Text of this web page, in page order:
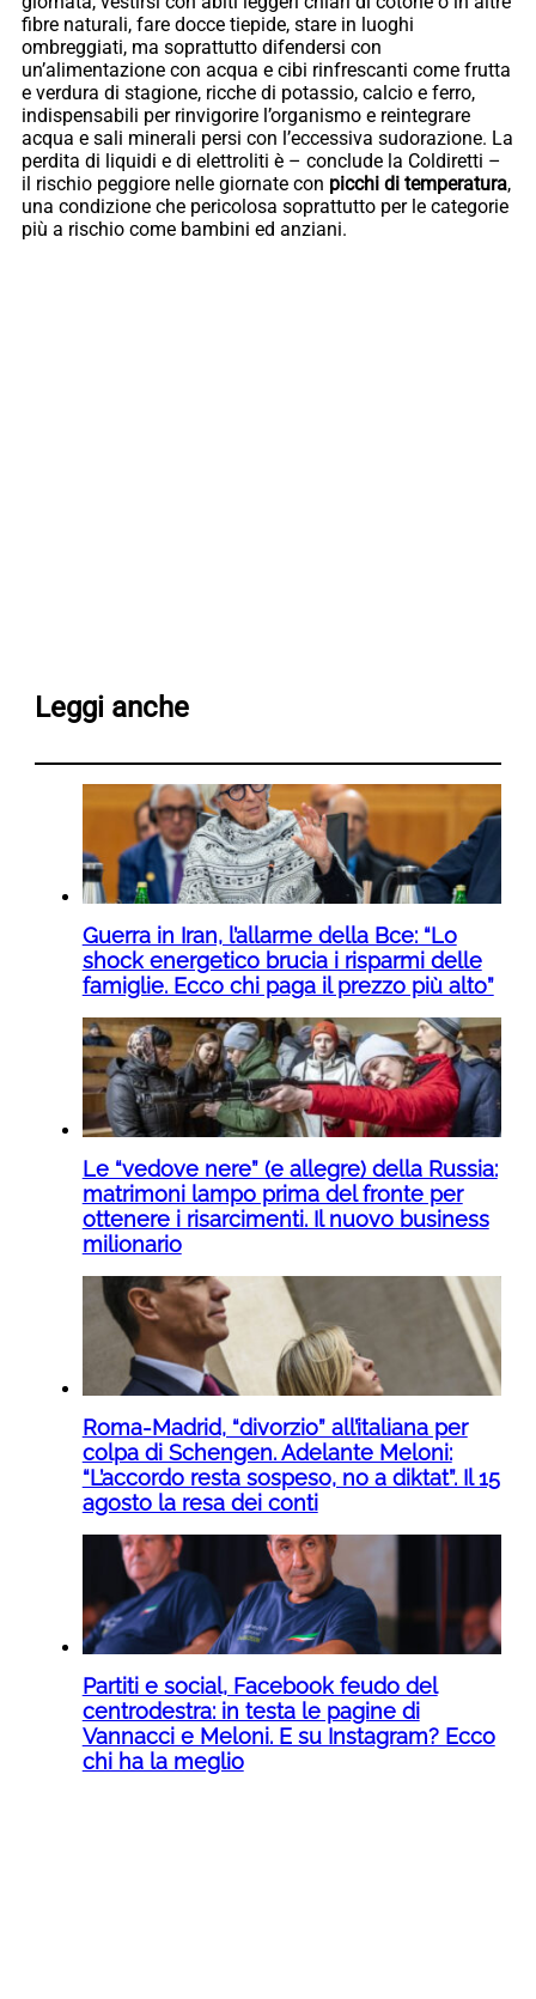
fibre naturali, fare docce tiepide, stare in luoghi
ombreggiati, ma soprattutto difendersi con
un’alimentazione con acqua e cibi rinfrescanti come frutta
e verdura di stagione, ricche di potassio, calcio e ferro,
indispensabili per rinvigorire l’organismo e reintegrare
acqua e sali minerali persi con l’eccessiva sudorazione. La
perdita di liquidi e di elettroliti è – conclude la Coldiretti –
il rischio peggiore nelle giornate con picchi di temperatura,
una condizione che pericolosa soprattutto per le categorie
più a rischio come bambini ed anziani.
Leggi anche
Guerra in Iran, l’allarme della Bce: “Lo
shock energetico brucia i risparmi delle
famiglie. Ecco chi paga il prezzo più alto”
Le “vedove nere” (e allegre) della Russia:
matrimoni lampo prima del fronte per
ottenere i risarcimenti. Il nuovo business
milionario
Roma-Madrid, “divorzio” all’italiana per
colpa di Schengen. Adelante Meloni:
“L’accordo resta sospeso, no a diktat”. Il 15
agosto la resa dei conti
Partiti e social, Facebook feudo del
centrodestra: in testa le pagine di
Vannacci e Meloni. E su Instagram? Ecco
chi ha la meglio